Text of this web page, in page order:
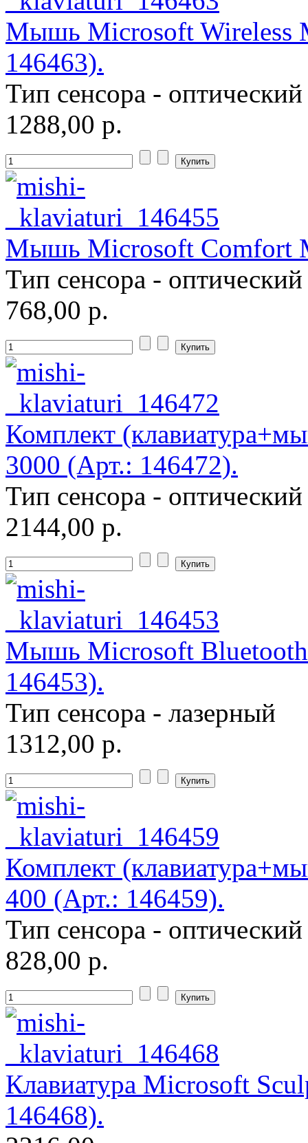
Мышь Microsoft Wireless
146463).
Тип сенсора - оптический
1288,00 р.
Мышь Microsoft Comfort
Тип сенсора - оптический
768,00 р.
Комплект
3000 (Арт.: 146472).
Тип сенсора - оптический
2144,00 р.
Мышь Microsoft Bluetooth
146453).
Тип сенсора - лазерный
1312,00 р.
Комплект
400 (Арт.: 146459).
Тип сенсора - оптический
828,00 р.
Клавиатура Microsoft
146468).